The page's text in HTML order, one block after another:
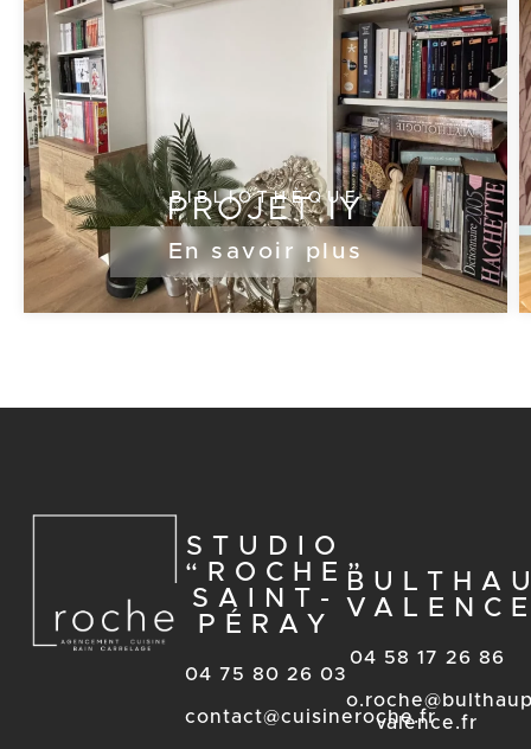
BIBLIOTHÈQUE
PROJET IY
En savoir plus
STUDIO
“ROCHE”
SAINT-
PÉRAY
04 75 80 26 03
contact@cuisineroche.fr
04 58 17 26 86
valence.fr